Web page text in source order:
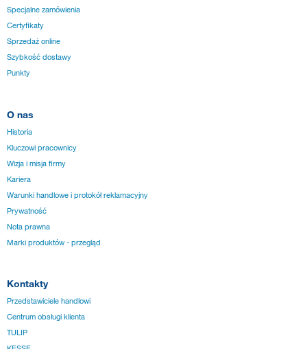
Specjalne zamówienia
Certyfikaty
Sprzedaż online
Szybkość dostawy
Punkty
O nas
Historia
Kluczowi pracownicy
Wizja i misja firmy
Kariera
Warunki handlowe i protokół reklamacyjny
Prywatność
Nota prawna
Marki produktów - przegląd
Kontakty
Przedstawiciele handlowi
Centrum obsługi klienta
TULIP